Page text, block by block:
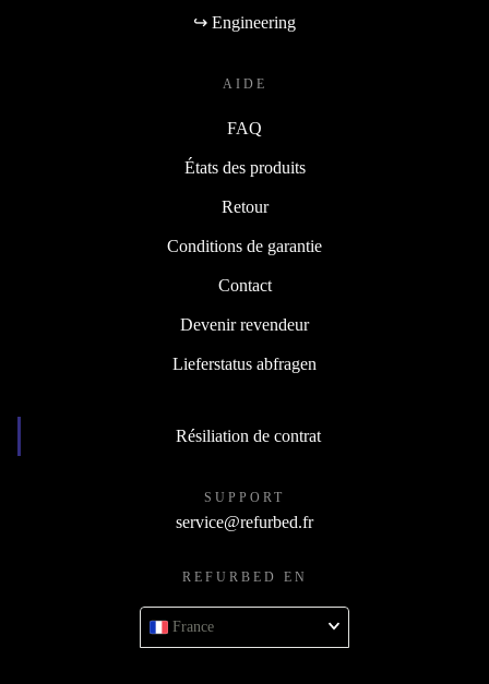
↪ Engineering
AIDE
FAQ
États des produits
Retour
Conditions de garantie
Contact
Devenir revendeur
Lieferstatus abfragen
Résiliation de contrat
SUPPORT
service@refurbed.fr
REFURBED EN
France